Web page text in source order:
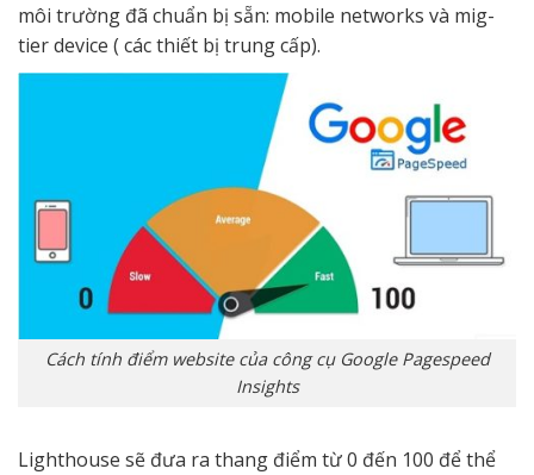
môi trường đã chuẩn bị sẵn: mobile networks và mig-
tier device ( các thiết bị trung cấp).
Cách tính điểm website của công cụ Google Pagespeed
Insights
Lighthouse sẽ đưa ra thang điểm từ 0 đến 100 để thể